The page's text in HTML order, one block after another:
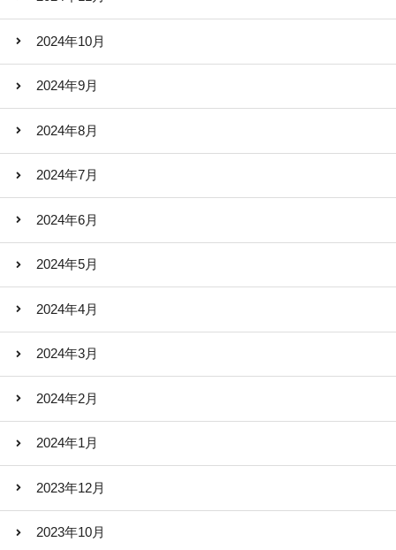
2024年10月
2024年9月
2024年8月
2024年7月
2024年6月
2024年5月
2024年4月
2024年3月
2024年2月
2024年1月
2023年12月
2023年10月